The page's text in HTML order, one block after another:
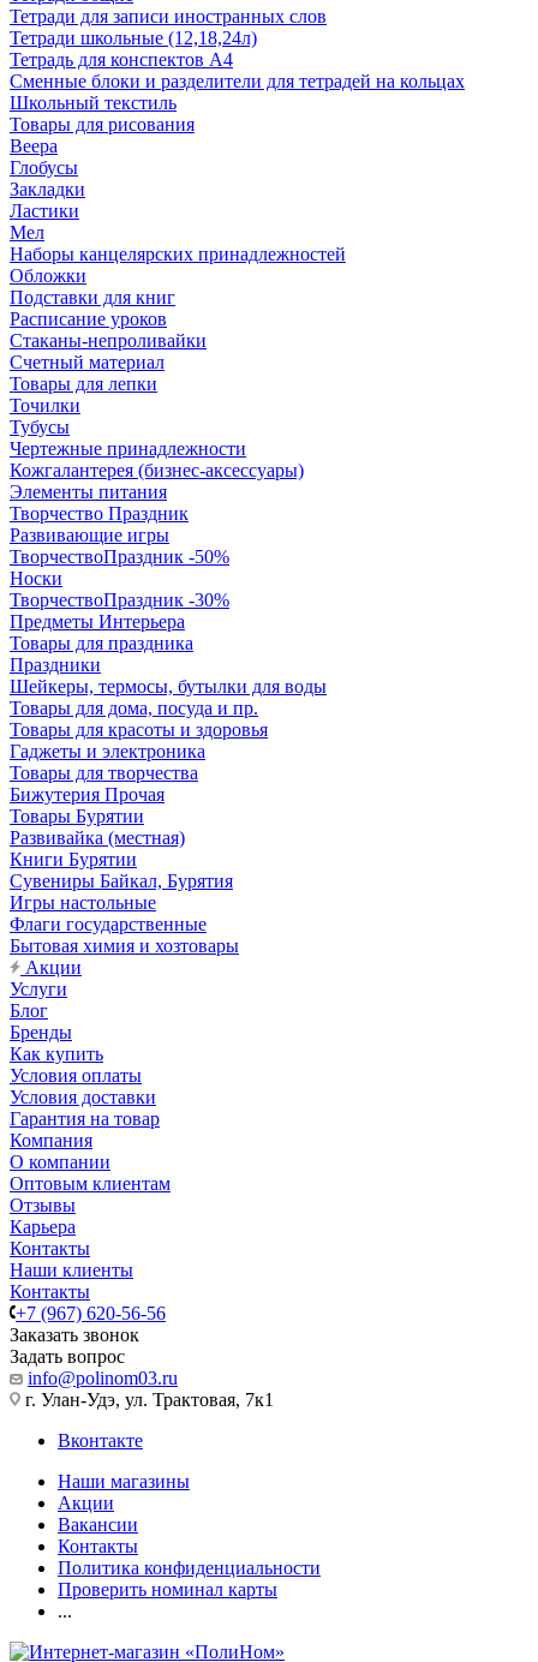
Тетради для записи иностранных слов
Тетради школьные (12,18,24л)
Тетрадь для конспектов А4
Сменные блоки и разделители для тетрадей на кольцах
Школьный текстиль
Товары для рисования
Веера
Глобусы
Закладки
Ластики
Мел
Наборы канцелярских принадлежностей
Обложки
Подставки для книг
Расписание уроков
Стаканы-непроливайки
Счетный материал
Товары для лепки
Точилки
Тубусы
Чертежные принадлежности
Кожгалантерея (бизнес-аксессуары)
Элементы питания
Творчество Праздник
Развивающие игры
ТворчествоПраздник -50%
Носки
ТворчествоПраздник -30%
Предметы Интерьера
Товары для праздника
Праздники
Шейкеры, термосы, бутылки для воды
Товары для дома, посуда и пр.
Товары для красоты и здоровья
Гаджеты и электроника
Товары для творчества
Бижутерия Прочая
Товары Бурятии
Развивайка (местная)
Книги Бурятии
Сувениры Байкал, Бурятия
Игры настольные
Флаги государственные
Бытовая химия и хозтовары
Акции
Услуги
Блог
Бренды
Как купить
Условия оплаты
Условия доставки
Гарантия на товар
Компания
О компании
Оптовым клиентам
Отзывы
Карьера
Контакты
Наши клиенты
Контакты
+7 (967) 620-56-56
Заказать звонок
Задать вопрос
info@polinom03.ru
г. Улан-Удэ, ул. Трактовая, 7к1
Вконтакте
Наши магазины
Акции
Вакансии
Контакты
Политика конфиденциальности
Проверить номинал карты
...